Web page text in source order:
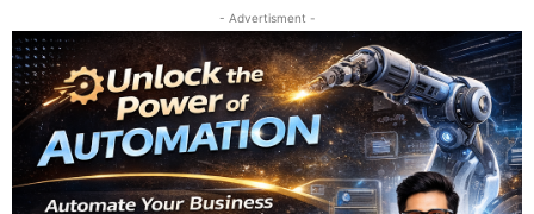
- Advertisment -